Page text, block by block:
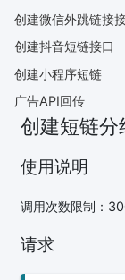
创建微信外跳链接
创建抖音短链接口
创建小程序短链
广告API回传
创建短链分
使用说明
调用次数限制：
请求